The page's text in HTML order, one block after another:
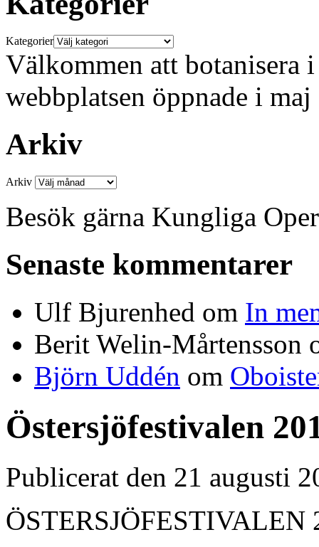
Kategorier
Välkommen att botanisera
webbplatsen öppnade i
Arkiv
Arkiv
Besök gärna Kungliga
Senaste kommentarer
Ulf Bjurenhed om In
Berit Welin-Mårtensson
Björn Uddén om
Östersjöfestivalen
Publicerat den 21 augusti
ÖSTERSJÖFESTIVALEN